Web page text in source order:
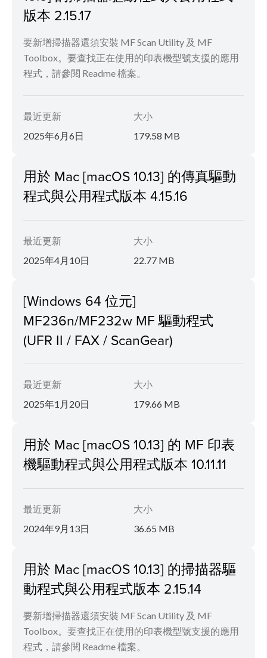
版本 2.15.17
要新增掃描器還須安裝 MF Scan Utility 及 MF
Toolbox。要查找正在使用的印表機型號支援的應用
程式，請參閱 Readme 檔案。
最近更新
2025年6月6日
大小
179.58 MB
用於 Mac [macOS 10.13] 的傳真驅動
程式與公用程式版本 4.15.16
最近更新
2025年4月10日
大小
22.77 MB
[Windows 64 位元]
MF236n/MF232w MF 驅動程式
(UFR II / FAX / ScanGear)
最近更新
2025年1月20日
大小
179.66 MB
用於 Mac [macOS 10.13] 的 MF 印表
機驅動程式與公用程式版本 10.11.11
最近更新
2024年9月13日
大小
36.65 MB
用於 Mac [macOS 10.13] 的掃描器驅
動程式與公用程式版本 2.15.14
要新增掃描器還須安裝 MF Scan Utility 及 MF
Toolbox。要查找正在使用的印表機型號支援的應用
程式，請參閱 Readme 檔案。